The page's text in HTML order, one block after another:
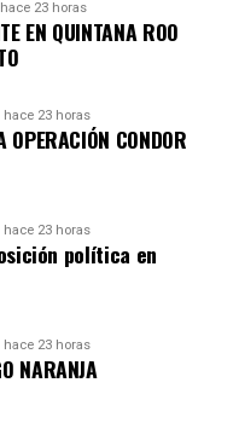
hace 23 horas
EN QUINTANA ROO
hace 23 horas
CONDOR
hace 23 horas
política en
hace 23 horas
NARANJA